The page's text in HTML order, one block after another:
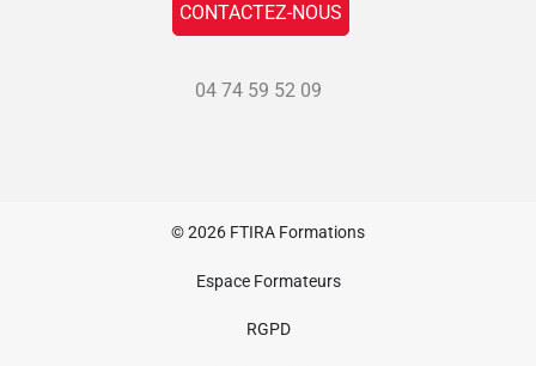
CONTACTEZ-NOUS
04 74 59 52 09
© 2026 FTIRA Formations
Espace Formateurs
RGPD